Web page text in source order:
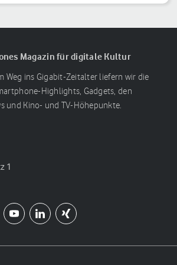
Magazin für digitale Kultur
Weg ins Gigabit-Zeitalter liefern wir die
Highlights, Gadgets, den
und Kino- und TV-Höhepunkte.
1